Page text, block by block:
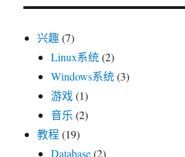
兴趣 (7)
Linux系统(2)
Windows系统(3)
游戏(1)
音乐 (2)
教程 (19)
Database(2)